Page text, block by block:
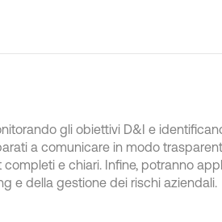
gli obiettivi D&I e
a comunicare in modo
e chiari. Infine, potranno
e della gestione dei rischi aziendali.